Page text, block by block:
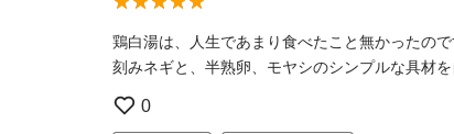
鶏白湯は、人生であまり食べたこと無かったの
刻みネギと、半熟卵、モヤシのシンプルな具材
0